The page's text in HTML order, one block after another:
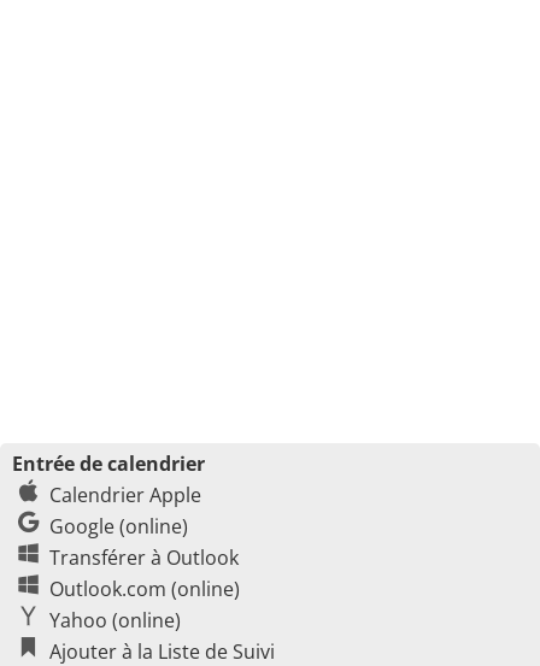
Entrée de calendrier
Calendrier Apple
Google (online)
Transférer à Outlook
Outlook.com (online)
Yahoo (online)
Ajouter à la Liste de Suivi